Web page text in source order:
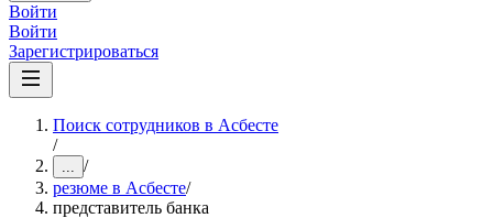
Войти
Войти
Зарегистрироваться
Поиск сотрудников в Асбесте
/
... /
резюме в Асбесте/
представитель банка